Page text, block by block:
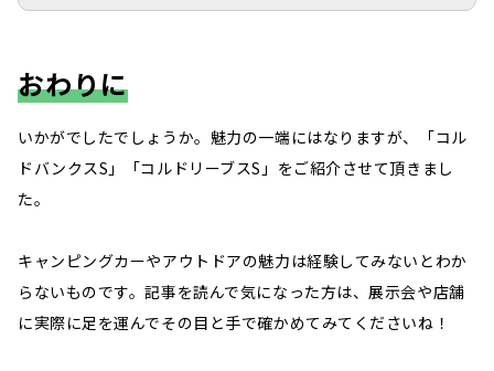
おわりに
いかがでしたでしょうか。魅力の一端にはなりますが、「コル
ドバンクスS」「コルドリーブスS」をご紹介させて頂きまし
た。
キャンピングカーやアウトドアの魅力は経験してみないとわか
らないものです。記事を読んで気になった方は、展示会や店舗
に実際に足を運んでその目と手で確かめてみてくださいね！